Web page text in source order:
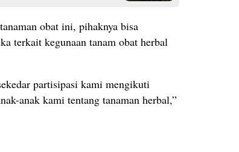
obat ini, pihaknya bisa
terkait kegunaan tanam obat herbal
partisipasi kami mengikuti
anak kami tentang tanaman herbal,”